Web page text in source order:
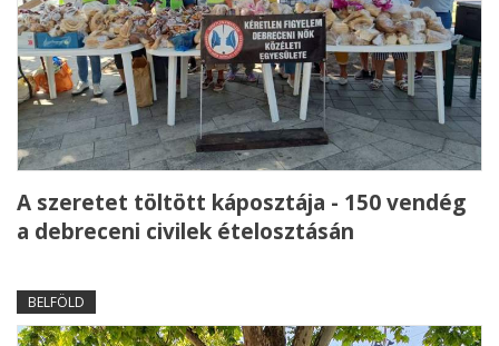
A szeretet töltött káposztája - 150 vendég
a debreceni civilek ételosztásán
BELFÖLD